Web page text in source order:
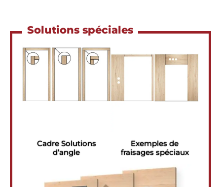
Solutions spéciales
Cadre Solutions
d’angle
Exemples de
fraisages spéciaux